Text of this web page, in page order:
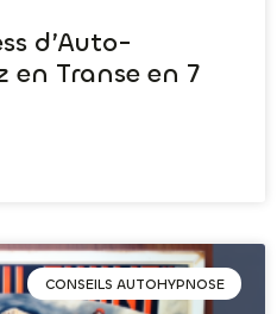
d’Auto-
en Transe en 7
CONSEILS AUTOHYPNOSE